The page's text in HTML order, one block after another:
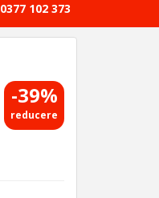
0377 102 373
-39%
reducere